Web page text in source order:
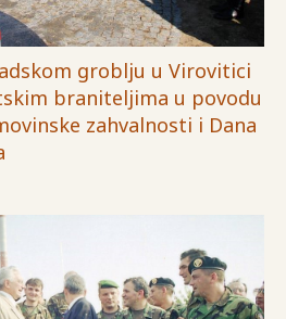
groblju u Virovitici
braniteljima u povodu
zahvalnosti i Dana